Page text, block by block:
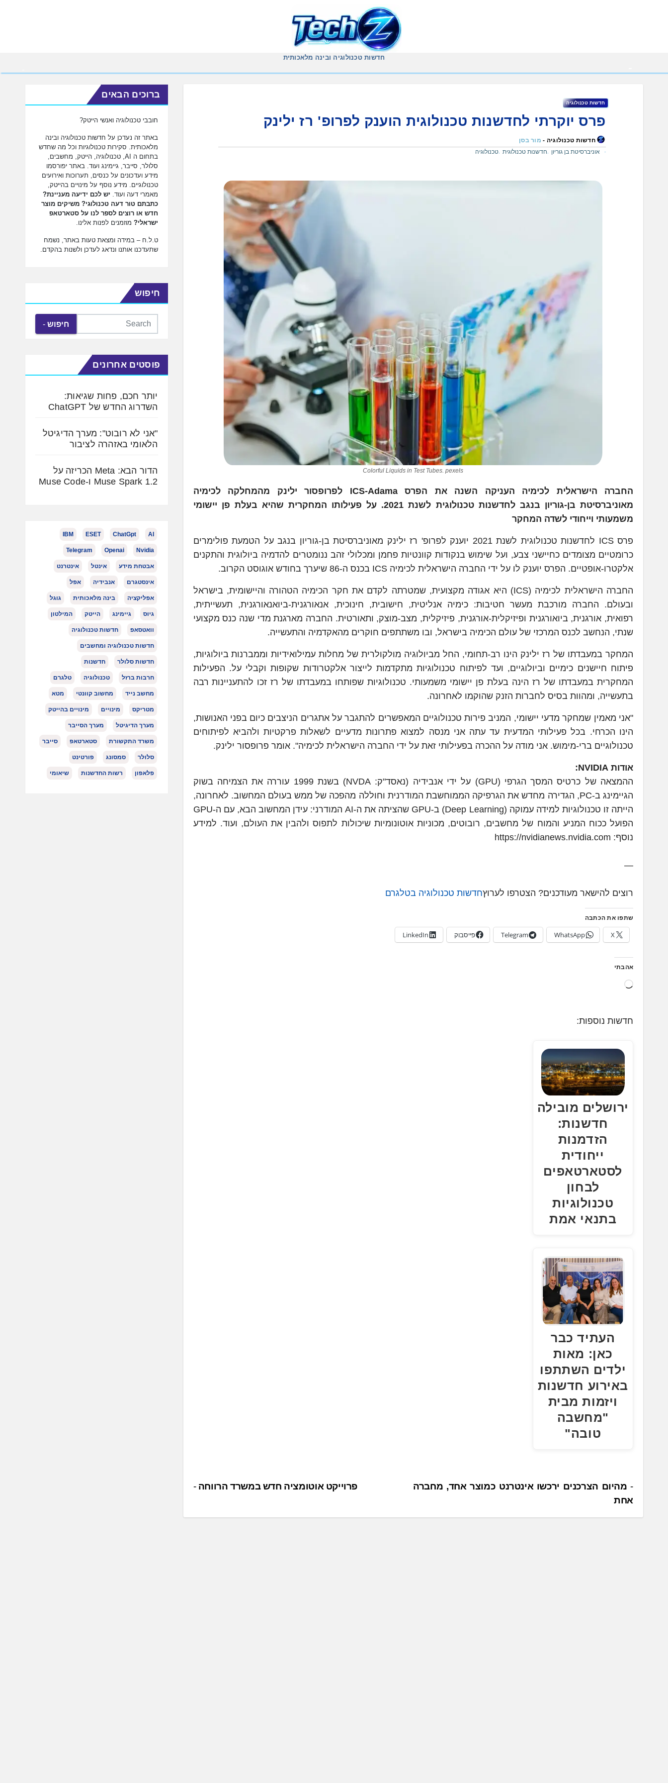
חדשות טכנולוגיה ובינה מלאכותית
חדשות טכנולוגיה
פרס יוקרתי לחדשנות טכנולוגית הוענק לפרופ' רז ילינק
חדשות טכנולוגיה - מור בסן
אוניברסיטת בן גוריון
,חדשנות טכנולוגית ,טכנולוגיה
Colorful Liquids in Test Tubes. pexels
החברה הישראלית לכימיה העניקה השנה את הפרסICS-Adama לפרופסור ילינק מהמחלקה לכימיה
מאוניברסיטת בן-גוריון בנגבלחדשנות טכנולוגית לשנת 2021 . על פעילותו המחקרית שהיא בעלת פן יישומי
משמעותי וייחודי לשדה המחקר
פרס ICS לחדשנות טכנולוגית לשנת 2021 יוענק לפרופ' רז ילינק מאוניברסיטת בן-גוריון בנגב על הטמעת פולימרים
כרומטיים מצומדים כחיישני צבע, ועל שימוש בנקודות קוונטיות פחמן ומכלולי זהב ננומטרים להדמיה ביולוגית והתקנים
אלקטרו-אופטיים. הפרס יוענק לו על ידי החברה הישראלית לכימיה ICS בכנס ה-86 שיערך בחודש אוגוסט הקרוב.
החברה הישראלית לכימיה (ICS) היא אגודה מקצועית, שמטרתה לקדם את חקר הכימיה הטהורה והיישומית, בישראל
ובעולם. החברה מורכבת מעשר חטיבות: כימיה אנליטית, חישובית, חינוכית, אנאורגנית-ביואנאורגנית, תעשייתית,
רפואית, אורגנית, ביואורגנית ופיזיקלית-אורגנית, פיזיקלית, מצב-מוצק, ותאורטית. החברה מארגנת מדי שנה כנס מקצועי
שנתי, הנחשב לכנס המרכזי של עולם הכימיה בישראל, ובו משתתפים חוקרים מהאקדמיה והתעשייה.
המחקר במעבדתו של רז ילינק הינו רב-תחומי, החל מביולוגיה מולקולרית של מחלות עמילואידיות וממברנות ביולוגיות,
פיתוח חיישנים כימיים וביולוגיים, ועד לפיתוח טכנולוגיות מתקדמות לייצור אלקטרודות שקופות וקבלי על. הפעילות
המחקרית במעבדתו של רז הינה בעלת פן יישומי משמעותי. טכנולוגיות שפותחו במעבדתו של רז זכו להתעניינות רבה
בתעשייה, ומהוות בסיס לחברות הזנק שהוקמו לאחרונה.
"אני מאמין שמחקר מדעי יישומי, המניב פירות טכנולוגיים המאפשרים להתגבר על אתגרים הניצבים כיום בפני האנושות,
הינו הכרחי. בכל פעילותי המדעית עד עתה אני מנסה למצוא פתרונות מדעיים לשאלות פרקטיות ולהביא לפיתוחים
טכנולוגיים ברי-מימוש. אני מודה על ההכרה בפעילותי זאת על ידי החברה הישראלית לכימיה". אומר פרופסור ילינק.
אודות NVIDIA:
ההמצאה של כרטיס המסך הגרפי (GPU) על ידי אנבידיה (נאסד"ק: NVDA) בשנת 1999 עוררה את הצמיחה בשוק
הגיימינג ב-PC, הגדירה מחדש את הגרפיקה הממוחשבת המודרנית וחוללה מהפכה של ממש בעולם המחשוב. לאחרונה,
הייתה זו טכנולוגיות למידה עמוקה (Deep Learning) ב-GPU שהציתה את ה-AI המודרני: עידן המחשוב הבא, עם ה-GPU
הפועל ככוח המניע והמוח של מחשבים, רובוטים, מכוניות אוטונומיות שיכולות לתפוס ולהבין את העולם, ועוד. למידע
נוסף: https://nvidianews.nvidia.com
—
רוצים להישאר מעודכנים? הצטרפו לערוץחדשות טכנולוגיה בטלגרם
שתפו את הכתבה
X
WhatsApp
Telegram פייסבוק LinkedIn
אהבתי
ט
.
.
חדשות נוספות:
ירושלים מובילה
חדשנות:
הזדמנות
ייחודית
לסטארטאפים
לבחון
טכנולוגיות
בתנאי אמת
העתיד כבר
כאן: מאות
ילדים השתתפו
באירוע חדשנות
ויזמות מבית
"מחשבה
טובה"
נ
י
ו
פרוייקט אוטומציה חדש במשרד הרווחה
מהיום הצרכנים ירכשו אינטרנט כמוצר אחד, מחברה
אחת
ברוכים הבאים
חובבי טכנולוגיה ואנשי הייטק?
באתר זה נעדכן על חדשות טכנולוגיה ובינה
מלאכותית. סקירות טכנולוגיות וכל מה שחדש
בתחום ה AI, טכנולוגיה, הייטק, מחשבים,
סלולר, סייבר, גיימינג ועוד. באתר יפורסמו
מידע ועדכונים על כנסים, תערוכות ואירועים
טכנולוגיים. מידע נוסף על מינויים בהייטק,
מאמרי דעה ועוד. יש לכם ידיעה מעניינת?
כתבתם טור דעה טכנולוגי? משיקים מוצר
חדש או רוצים לספר לנו על סטארטאפ
ישראלי? מוזמנים לפנות אלינו.
ט.ל.ח – במידה ומצאת טעות באתר, נשמח
שתעדכנו אותנו ונדאג לעדכן ולשנות בהקדם.
חיפוש
חיפוש
פוסטים אחרונים
יותר חכם, פחות שגיאות:
השדרוג החדש של ChatGPT
"אני לא רובוט": מערך הדיגיטל
הלאומי באזהרה לציבור
הדור הבא: Meta הכריזה על
Muse Spark 1.2 ו-Muse Code
AI
ChatGpt
ESET
IBM
Nvidia
Openai
Telegram
אבטחת מידע אינטל אינטרנט
אינסטגרם אנבידיה אפל
אפליקציה בינה מלאכותית גוגל
גיוס גיימינג הייטק המילטון
וואטסאפ חדשות טכנולוגיה
חדשות טכנולוגיה ומחשבים
חדשות סלולר חדשנות
חרבות ברזל טכנולוגיה טלגרם
מחשב נייד מחשוב קוונטי מטא
מטריקס מינויים מינויים בהייטק
מערך הדיגיטל מערך הסייבר
משרד התקשורת סטארטאפ סייבר
סלולר סמסונג פורטינט
פלאפון רשות החדשנות שיאומי